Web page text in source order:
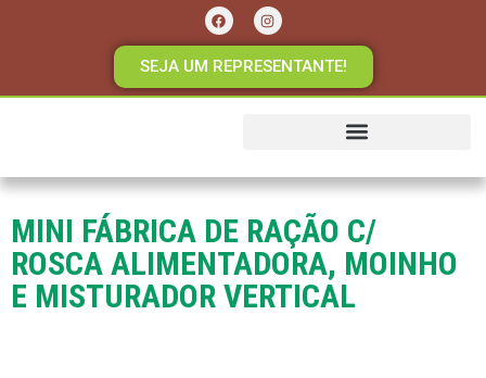
SEJA UM REPRESENTANTE!
MINI FÁBRICA DE RAÇÃO C/
ROSCA ALIMENTADORA, MOINHO
E MISTURADOR VERTICAL